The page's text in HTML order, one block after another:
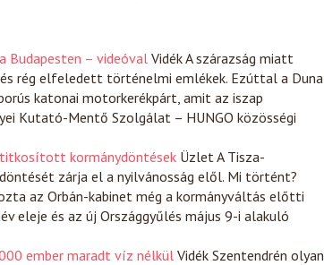
Budapesten – videóval VidékA szárazság miatt
rég elfeledett történelmi emlékek. Ezúttal a Duna
katonai motorkerékpárt, amit az iszap
Kutató-Mentő Szolgálat – HUNGO közösségi
titkosított kormánydöntések ÜzletA Tisza-
zárja el a nyilvánosság elől. Mi történt?
az Orbán-kabinet még a kormányváltás előtti
eleje és az új Országgyűlés május 9-i alakuló
ember maradt víz nélkül Vidék Szentendrén olyan